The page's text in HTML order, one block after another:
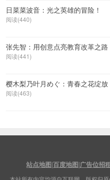
日菜菜波音：光之英雄的冒险！
阅读(440)
张先智：用创意点亮教育改革之路
阅读(441)
樱木梨乃叶月めぐ：青春之花绽放
阅读(463)
站点地图|百度地图|广告位招